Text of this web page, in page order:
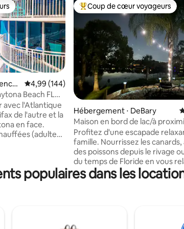
commentaires : 4,89 sur 5
Évaluation moyenne sur la base de 144
4,99 (144)
Beach FL
avec l'Atlantique
de l'autre et la
en face.
(adultes
Détendez-
avec des
Coups de cœur voyageurs les
Coup de cœur voyageurs
Hébergement ⋅ DeBary
Maison en bord de lac/à
plage ou des parcs à thème
Profitez d'une escapade
famille. Nourrissez les
des poissons depuis le rivage
du temps de Floride en vous
le patio extérieur en regardant
magnifique coucher de soleil
centrale. Il y a une chambre
populaires dans les